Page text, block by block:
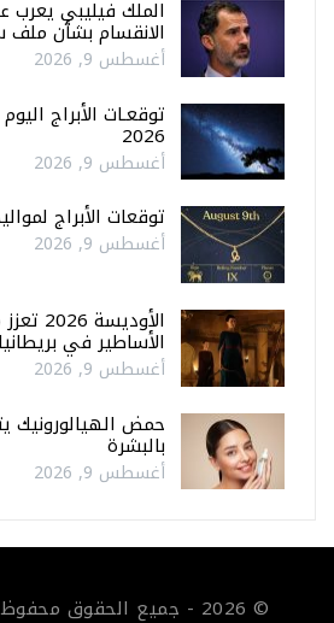
الملك فيليبي يعرب
الانقسام بشأن ملف
أغسطس 9, 2026
2026
أغسطس 9, 2026
توقعات الأبراج لمواليد
أغسطس 9, 2026
الأساطير في بريطانيا
أغسطس 9, 2026
حمض الهيالورونيك
بالبشرة
أغسطس 9, 2026
© 2026 - جميع الحقوق محفوظة لموقع الراقية